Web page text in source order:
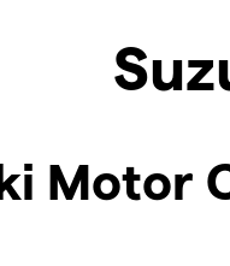
Motor